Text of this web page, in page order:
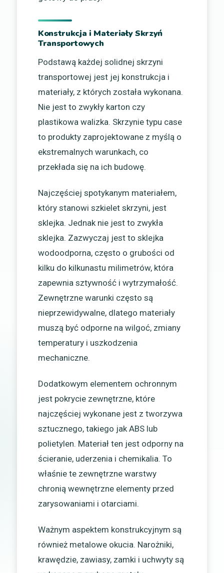
Konstrukcja i Materiały Skrzyń
Transportowych
Podstawą każdej solidnej skrzyni
transportowej jest jej konstrukcja i
materiały, z których została wykonana.
Nie jest to zwykły karton czy
plastikowa walizka. Skrzynie typu case
to produkty zaprojektowane z myślą o
ekstremalnych warunkach, co
przekłada się na ich budowę.
Najczęściej spotykanym materiałem,
który stanowi szkielet skrzyni, jest
sklejka. Jednak nie jest to zwykła
sklejka. Zazwyczaj jest to sklejka
wodoodporna, często o grubości od
kilku do kilkunastu milimetrów, która
zapewnia sztywność i wytrzymałość.
Zewnętrzne warunki często są
nieprzewidywalne, dlatego materiały
muszą być odporne na wilgoć, zmiany
temperatury i uszkodzenia
mechaniczne.
Dodatkowym elementem ochronnym
jest pokrycie zewnętrzne, które
najczęściej wykonane jest z tworzywa
sztucznego, takiego jak ABS lub
polietylen. Materiał ten jest odporny na
ścieranie, uderzenia i chemikalia. To
właśnie te zewnętrzne warstwy
chronią wewnętrzne elementy przed
zarysowaniami i otarciami.
Ważnym aspektem konstrukcyjnym są
również metalowe okucia. Narożniki,
krawędzie, zawiasy, zamki i uchwyty są